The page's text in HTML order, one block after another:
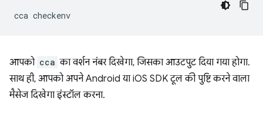
cca
आपको cca का वर्शन नंबर दिखेगा, जिसका आउटपुट दिया गया होगा.
साथ ही, आपको अपने Android या iOS SDK टूल की पुष्टि करने वाला
मैसेज दिखेगा इंस्टॉल करना.